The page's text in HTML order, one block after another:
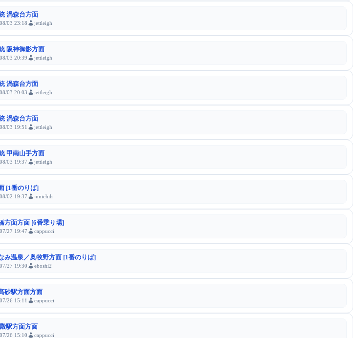
渦森台方面
03 23:18 jettleigh
阪神御影方面
03 20:39 jettleigh
渦森台方面
03 20:03 jettleigh
渦森台方面
03 19:51 jettleigh
甲南山手方面
03 19:37 jettleigh
[1番のりば]
02 19:37 junichih
方面方面 [6番乗り場]
27 19:47 cappucci
み温泉／奥牧野方面 [1番のりば]
27 19:30 eboshi2
砂駅方面方面
26 15:11 cappucci
駅方面方面
26 15:10 cappucci